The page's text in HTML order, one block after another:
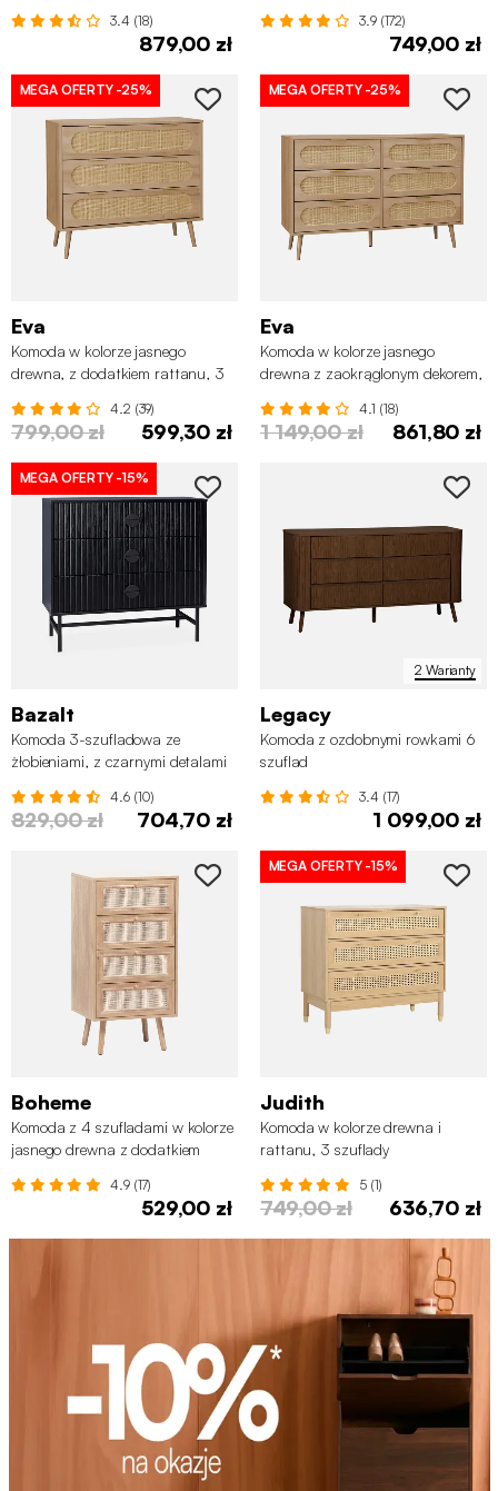
3.4 (18)
879,00 zł
3.9 (172)
749,00 zł
MEGA OFERTY -25%
Eva
Komoda w kolorze jasnego
drewna, z dodatkiem rattanu, 3
4.2 (39)
799,00 zł 599,30 zł
MEGA OFERTY -25%
Eva
Komoda w kolorze jasnego
drewna z zaokrąglonym dekorem,
4.1 (18)
1 149,00 zł 861,80 zł
MEGA OFERTY -15%
Bazalt
Komoda 3-szufladowa ze
żłobieniami, z czarnymi detalami
4.6 (10)
829,00 zł 704,70 zł
2 Warianty
Legacy
Komoda z ozdobnymi rowkami 6
szuflad
3.4 (17)
1 099,00 zł
Boheme
Komoda z 4 szufladami w kolorze
jasnego drewna z dodatkiem
4.9 (17)
529,00 zł
MEGA OFERTY -15%
Judith
Komoda w kolorze drewna i
rattanu, 3 szuflady
5 (1)
749,00 zł 636,70 zł